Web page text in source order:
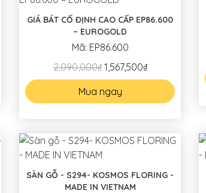
GIÁ BÁT CỐ ĐỊNH CAO CẤP EP86.600
– EUROGOLD
Mã: EP86.600
2,090,000₫1,567,500₫
Mua ngay
SÀN GỖ - S294- KOSMOS FLORING -
MADE IN VIETNAM